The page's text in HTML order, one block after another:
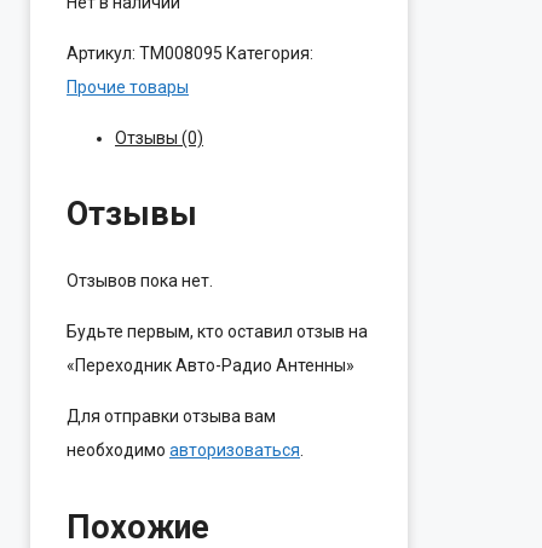
Артикул: ТМ008095 Категория:
Прочие товары
Отзывы (0)
Отзывы
Отзывов пока нет.
Будьте первым, кто оставил отзыв на
«Переходник Авто-Радио Антенны»
Для отправки отзыва вам
необходимо авторизоваться
Похожие